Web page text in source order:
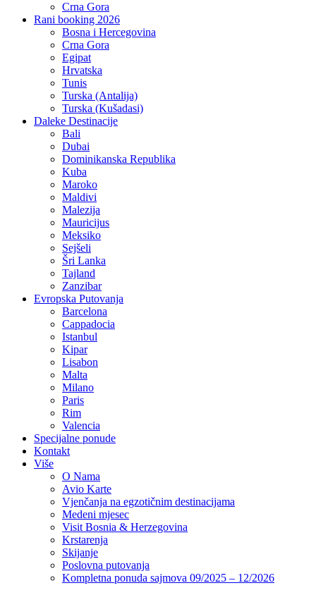
Crna Gora
Rani booking 2026
Bosna i Hercegovina
Crna Gora
Egipat
Hrvatska
Tunis
Turska (Antalija)
Turska (Kušadasi)
Daleke Destinacije
Bali
Dubai
Dominikanska Republika
Kuba
Maroko
Maldivi
Malezija
Mauricijus
Meksiko
Sejšeli
Šri Lanka
Tajland
Zanzibar
Evropska Putovanja
Barcelona
Cappadocia
Istanbul
Kipar
Lisabon
Malta
Milano
Paris
Rim
Valencia
Specijalne ponude
Kontakt
Više
O Nama
Avio Karte
Vjenčanja na egzotičnim destinacijama
Medeni mjesec
Visit Bosnia & Herzegovina
Krstarenja
Skijanje
Poslovna putovanja
Kompletna ponuda sajmova 09/2025 – 12/2026